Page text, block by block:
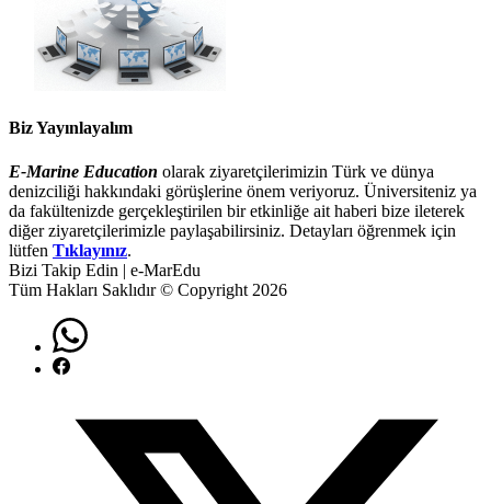
Biz Yayınlayalım
E-Marine Education olarak ziyaretçilerimizin Türk ve dünya
denizciliği hakkındaki görüşlerine önem veriyoruz. Üniversiteniz ya
da fakültenizde gerçekleştirilen bir etkinliğe ait haberi bize ileterek
diğer ziyaretçilerimizle paylaşabilirsiniz. Detayları öğrenmek için
lütfen Tıklayınız.
Bizi Takip Edin | e-MarEdu
Tüm Hakları Saklıdır © Copyright 2026